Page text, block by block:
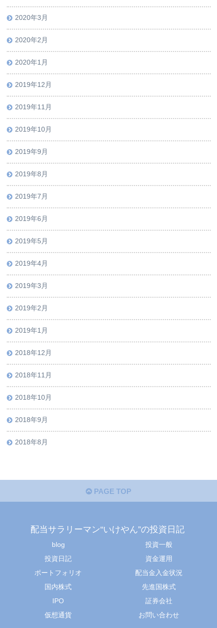
2020年3月
2020年2月
2020年1月
2019年12月
2019年11月
2019年10月
2019年9月
2019年8月
2019年7月
2019年6月
2019年5月
2019年4月
2019年3月
2019年2月
2019年1月
2018年12月
2018年11月
2018年10月
2018年9月
2018年8月
PAGE TOP
配当サラリーマン“いけやん”の投資日記 ​
blog
投資一般
投資日記
資金運用
ポートフォリオ
配当金入金状況
国内株式
先進国株式
IPO
証券会社
仮想通貨
お問い合わせ